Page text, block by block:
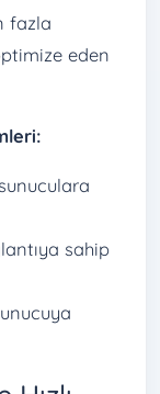
fazla
eden
sahip